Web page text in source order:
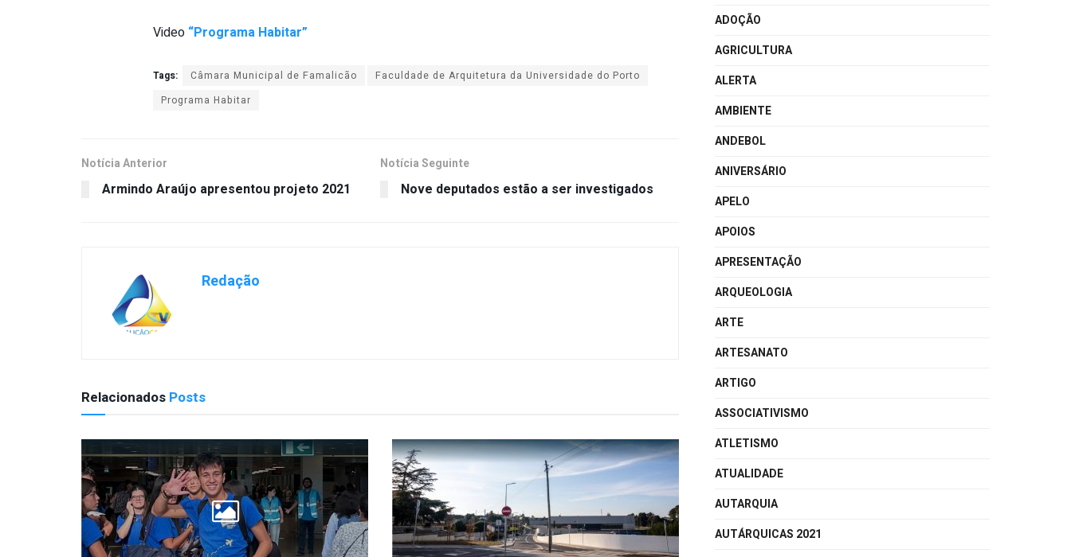
Video “Programa Habitar”
Tags: Câmara Municipal de Famalicão
Faculdade de Arquitetura da Universidade do Porto
Programa Habitar
Notícia Anterior
Armindo Araújo apresentou projeto 2021
Notícia Seguinte
Nove deputados estão a ser investigados
Redação
Relacionados Posts
ADOÇÃO
AGRICULTURA
ALERTA
AMBIENTE
ANDEBOL
ANIVERSÁRIO
APELO
APOIOS
APRESENTAÇÃO
ARQUEOLOGIA
ARTE
ARTESANATO
ARTIGO
ASSOCIATIVISMO
ATLETISMO
ATUALIDADE
AUTARQUIA
AUTÁRQUICAS 2021